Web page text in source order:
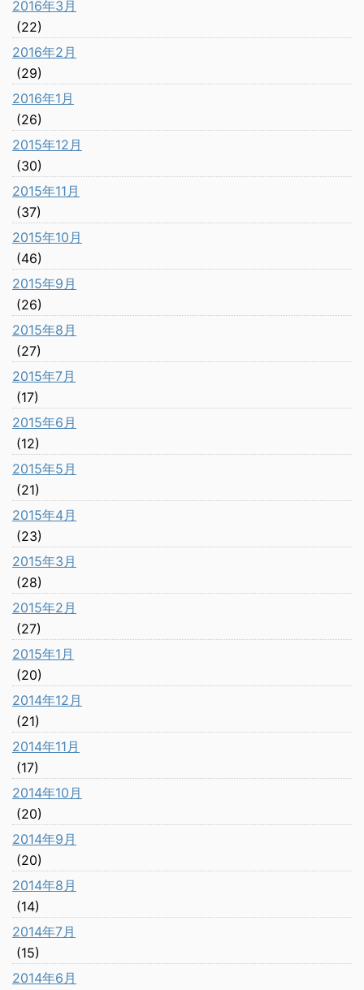
2016年3月
(22)
2016年2月
(29)
2016年1月
(26)
2015年12月
(30)
2015年11月
(37)
2015年10月
(46)
2015年9月
(26)
2015年8月
(27)
2015年7月
(17)
2015年6月
(12)
2015年5月
(21)
2015年4月
(23)
2015年3月
(28)
2015年2月
(27)
2015年1月
(20)
2014年12月
(21)
2014年11月
(17)
2014年10月
(20)
2014年9月
(20)
2014年8月
(14)
2014年7月
(15)
2014年6月